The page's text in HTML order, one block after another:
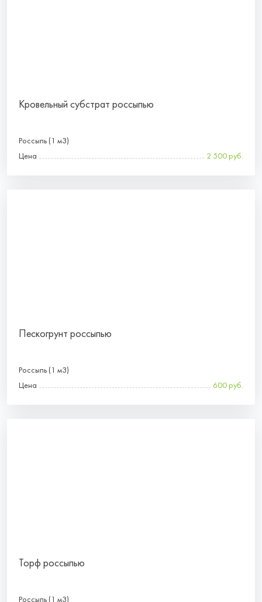
Кровельный субстрат россыпью
Россыпь (1 м3)
Цена
2 500 руб.
Пескогрунт россыпью
Россыпь (1 м3)
Цена
600 руб.
Торф россыпью
Россыпь (1 м3)